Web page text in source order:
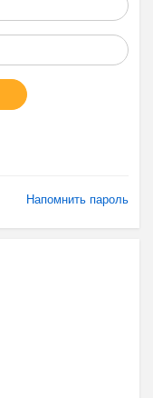
Напомнить пароль